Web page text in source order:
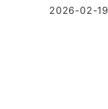
2026-02-19